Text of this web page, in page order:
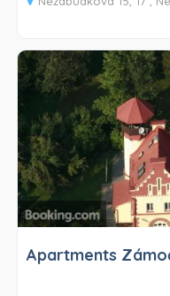
Ubytovanie Apartmán
kuchyňu, v ktorej môžu
kúpeľňu, kde majú k
potreby. K dispozícii je aj
kávovar a rýchlovarná
Hostia môžu v ubytovaní
osoby štúdio využívať
Hostia ubytovania
štúdio si na mieste môžu
Apartments